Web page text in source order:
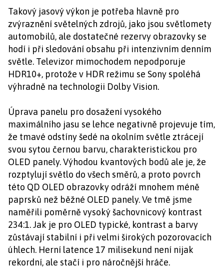
Takový jasový výkon je potřeba hlavně pro
zvýraznění světelných zdrojů, jako jsou světlomety
automobilů, ale dostatečné rezervy obrazovky se
hodí i při sledování obsahu při intenzivním denním
světle. Televizor mimochodem nepodporuje
HDR10+, protože v HDR režimu se Sony spoléhá
výhradně na technologii Dolby Vision.
Úprava panelu pro dosažení vysokého
maximálního jasu se lehce negativně projevuje tím,
že tmavé odstíny šedé na okolním světle ztrácejí
svou sytou černou barvu, charakteristickou pro
OLED panely. Výhodou kvantových bodů ale je, že
rozptylují světlo do všech směrů, a proto povrch
této QD OLED obrazovky odráží mnohem méně
paprsků než běžné OLED panely. Ve tmě jsme
naměřili poměrně vysoký šachovnicový kontrast
234:1. Jak je pro OLED typické, kontrast a barvy
zůstávají stabilní i při velmi širokých pozorovacích
úhlech. Herní latence 17 milisekund není nijak
rekordní, ale stačí i pro náročnější hráče.